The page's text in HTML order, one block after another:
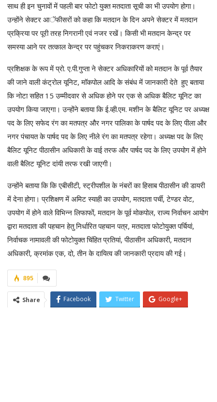
साथ ही इन चुनावों में पहली बार फोटो युक्त मतदाता सूची का भी उपयोग होगा।
उन्होंने सेक्टर आॅफीसरों को कहा कि मतदान के दिन अपने सेक्टर में मतदान
प्रक्रिया पर पूरी तरह निगरानी एवं नजर रखें। किसी भी मतदान केन्द्र पर
समस्या आने पर तत्काल केन्द्र पर पहुंचकर निकराकरण कराएं।
प्रशिक्षक के रूप में प्रो. ए.पी.गुप्ता ने सेक्टर अधिकारियों को मतदान के पूर्व तैयार
की जाने वाली कंट्रोल यूनिट, माॅकपोल आदि के संबंध में जानकारी देते हुए बताया
कि नोटा सहित 15 उम्मीदवार से अधिक होने पर एक से अधिक बैलिट यूनिट का
उपयोग किया जाएगा। उन्होंने बताया कि ई.व्ही.एम. मशीन के बैलिट यूनिट पर अध्यक्ष
पद के लिए सफेद रंग का मतपत्र और नगर पालिका के पार्षद पद के लिए पीला और
नगर पंचायत के पार्षद पद के लिए नीले रंग का मतपत्र रहेगा। अध्यक्ष पद के लिए
बैलिट यूनिट पीठासीन अधिकारी के वाई तरफ और पार्षद पद के लिए उपयोग में होने
वाली बैलिट यूनिट दांयी तरफ रखी जाएगी।
उन्होंने बताया कि कि एबीसीटी, स्ट्रीपशील के नंबरों का हिसाब पीठासीन की डायरी
में देना होगा। प्रशिक्षण में अमिट स्याही का उपयोग, मतदाता पर्ची, टेण्डर वोट,
उपयोग में होने वाले विभिन्न लिफाफों, मतदान के पूर्व मोकपोल, राज्य निर्वाचन आयोग
द्वारा मतदाता की पहचान हेतु निर्धारित पहचान पत्र, मतदाता फोटोयुक्त पर्चियां,
निर्वाचक नामावली की फोटोयुक्त चिंहित प्रतियां, पीठासीन अधिकारी, मतदान
अधिकारी, क्रमांक एक, दो, तीन के दायित्व की जानकारी प्रदाय की गई।
895
Share Facebook Twitter Google+